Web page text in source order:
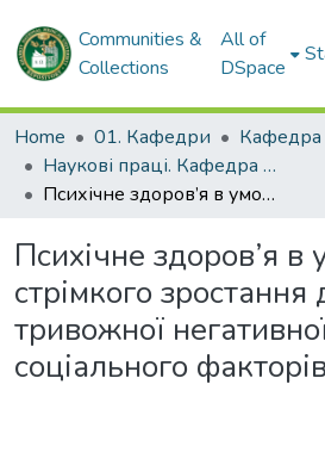
Communities &
Collections
All of
DSpace
Home 01. Кафедри
Наукові праці. Кафедра громадського здоров'я та управління охороною здоров'я
Психічне здоров’я в умовах стрімкого зростання дії масової тривожної негативної інформації і соціального факторів
Психічне здоров’я в
стрімкого зростання
тривожної
соціального факторів